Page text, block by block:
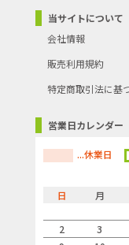
●スピード脱臭、トリプ
●フィルター+放出(プ
ルス抑制・ 除菌(注1)
●ビタミンC誘導体を
●交換不要・驚異の脱
●ペットの毛、花粉対策
●質量7.0kg
●脱臭方式脱臭フィル
ィルター+ヒーターユ
●消臭成分放出(金属酸
●消臭成分放出(低濃度
●カテキン集じんフィル
●フィルター交換不要(
ルターオートクリーン)
●プレフィルター(水洗
当サイトについて
会社情報
販売利用規約
特定商取引法に基
営業日カレンダー
...休業日
日
月
2
3